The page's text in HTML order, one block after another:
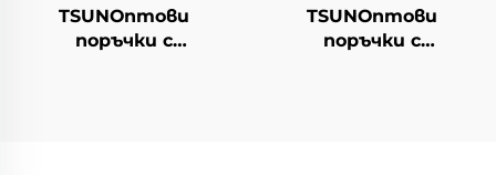
TSUNОптови
поръчки с
TSUNОптови
поръчки с